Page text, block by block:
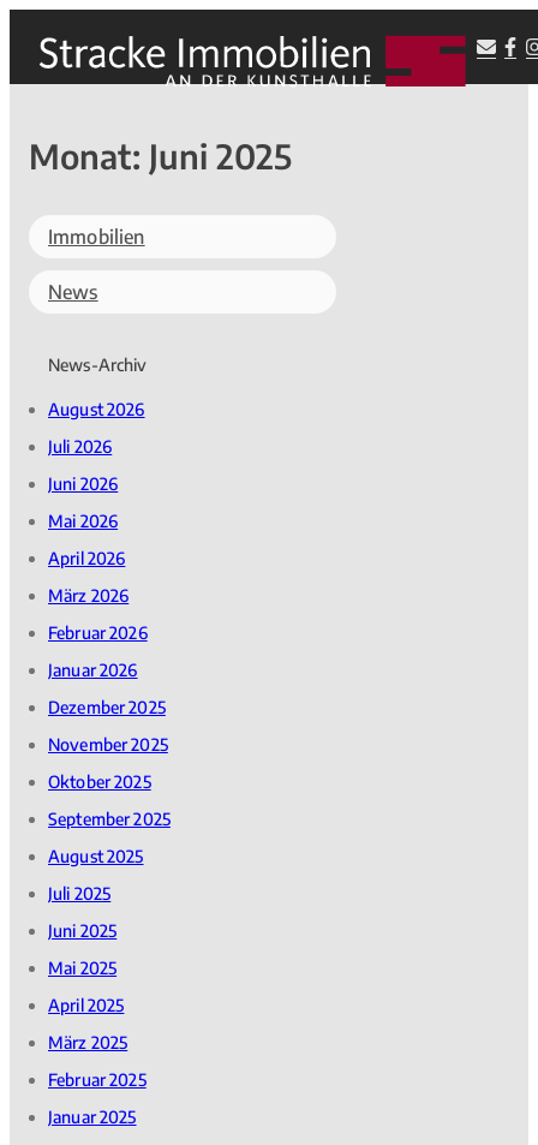
Monat: Juni 2025
Immobilien
News
News-Archiv
August 2026
Juli 2026
Juni 2026
Mai 2026
April 2026
März 2026
Februar 2026
Januar 2026
Dezember 2025
November 2025
Oktober 2025
September 2025
August 2025
Juli 2025
Juni 2025
Mai 2025
April 2025
März 2025
Februar 2025
Januar 2025